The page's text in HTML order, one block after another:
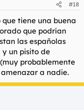
#18
que tiene una buena
que podrían
las españolas
y un pisito de
probablemente
a nadie.